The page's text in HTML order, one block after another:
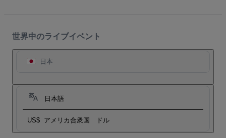
世界中のライブイベント
日本
日本語
US$ アメリカ合衆国 ドル